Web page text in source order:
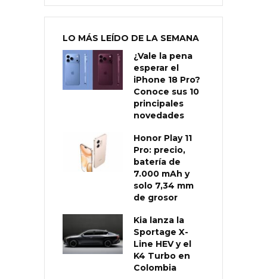
LO MÁS LEÍDO DE LA SEMANA
¿Vale la pena
esperar el
iPhone 18 Pro?
Conoce sus 10
principales
novedades
Honor Play 11
Pro: precio,
batería de
7.000 mAh y
solo 7,34 mm
de grosor
Kia lanza la
Sportage X-
Line HEV y el
K4 Turbo en
Colombia